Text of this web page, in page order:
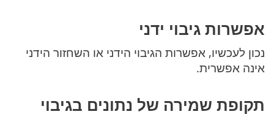
אפשרות גיבוי ידני
נכון לעכשיו, אפשרות הגיבוי הידני או השחזור הידני
אינה אפשרית.
תקופת שמירה של נתונים בגיבוי